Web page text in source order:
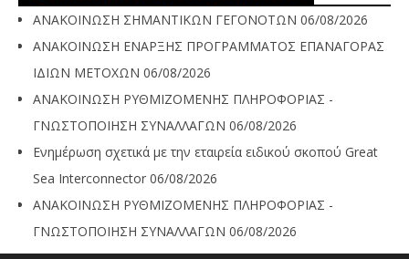
ΑΝΑΚΟΙΝΩΣΗ ΣΗΜΑΝΤΙΚΩΝ ΓΕΓΟΝΟΤΩΝ 06/08/2026
ΑΝΑΚΟΙΝΩΣΗ ΕΝΑΡΞΗΣ ΠΡΟΓΡΑΜΜΑΤΟΣ ΕΠΑΝΑΓΟΡΑΣ
ΙΔΙΩΝ ΜΕΤΟΧΩΝ 06/08/2026
ΑΝΑΚΟΙΝΩΣΗ ΡΥΘΜΙΖΟΜΕΝΗΣ ΠΛΗΡΟΦΟΡΙΑΣ -
ΓΝΩΣΤΟΠΟΙΗΣΗ ΣΥΝΑΛΛΑΓΩΝ 06/08/2026
Ενημέρωση σχετικά με την εταιρεία ειδικού σκοπού Great
Sea Interconnector 06/08/2026
ΑΝΑΚΟΙΝΩΣΗ ΡΥΘΜΙΖΟΜΕΝΗΣ ΠΛΗΡΟΦΟΡΙΑΣ -
ΓΝΩΣΤΟΠΟΙΗΣΗ ΣΥΝΑΛΛΑΓΩΝ 06/08/2026